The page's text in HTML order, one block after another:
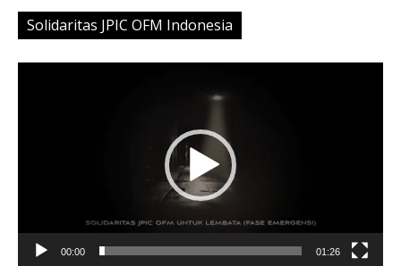
Solidaritas JPIC OFM Indonesia
00:00 01:26